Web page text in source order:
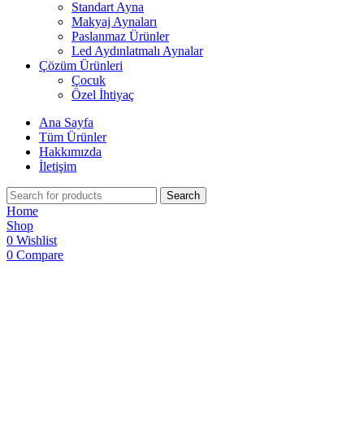
Standart Ayna
Makyaj Aynaları
Paslanmaz Ürünler
Led Aydınlatmalı Aynalar
Çözüm Ürünleri
Çocuk
Özel İhtiyaç
Ana Sayfa
Tüm Ürünler
Hakkımızda
İletişim
Search
Home
Shop
0 Wishlist
0 Compare